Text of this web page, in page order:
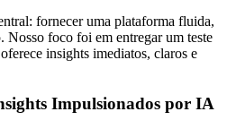
fornecer uma plataforma fluida,
Nosso foco foi em entregar um teste
insights imediatos, claros e
Impulsionados por IA